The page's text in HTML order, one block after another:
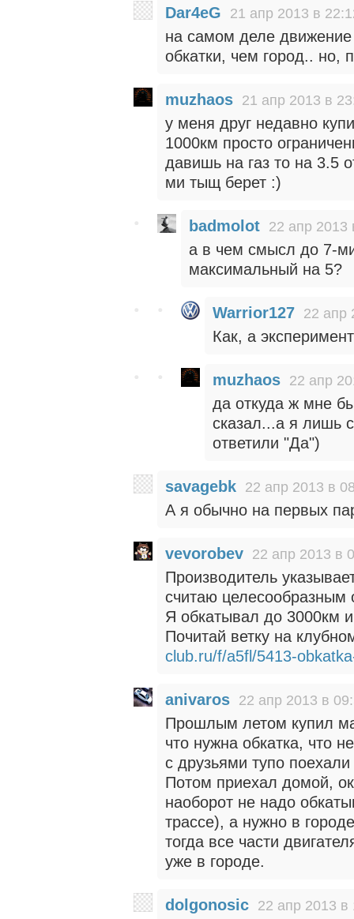
Dar4eG 21 апр 2013 в
на самом деле движение
обкатки, чем город.. но,
muzhaos 21 апр 2013 в
у меня друг недавно
1000км просто
давишь на газ то на 3.5
ми тыщ берет :)
badmolot 22 апр 2013
а в чем смысл до 7-
максимальный на 5?
Warrior127 22 апр
Как, а
muzhaos 22 апр
да откуда ж мне
сказал...а я лишь
ответили "Да")
savagebk 22 апр 2013 в
А я обычно на первых
vevorobev 22 апр 2013 в
Производитель
считаю целесообразным
Я обкатывал до 3000км
Почитай ветку на
club.ru/f/a5fl/5413-
anivaros 22 апр 2013 в
Прошлым летом купил
что нужна обкатка, что
с друзьями тупо
Потом приехал домой,
наоборот не надо
трассе), а нужно в
тогда все части
уже в городе.
dolgonosic 22 апр 2013 в